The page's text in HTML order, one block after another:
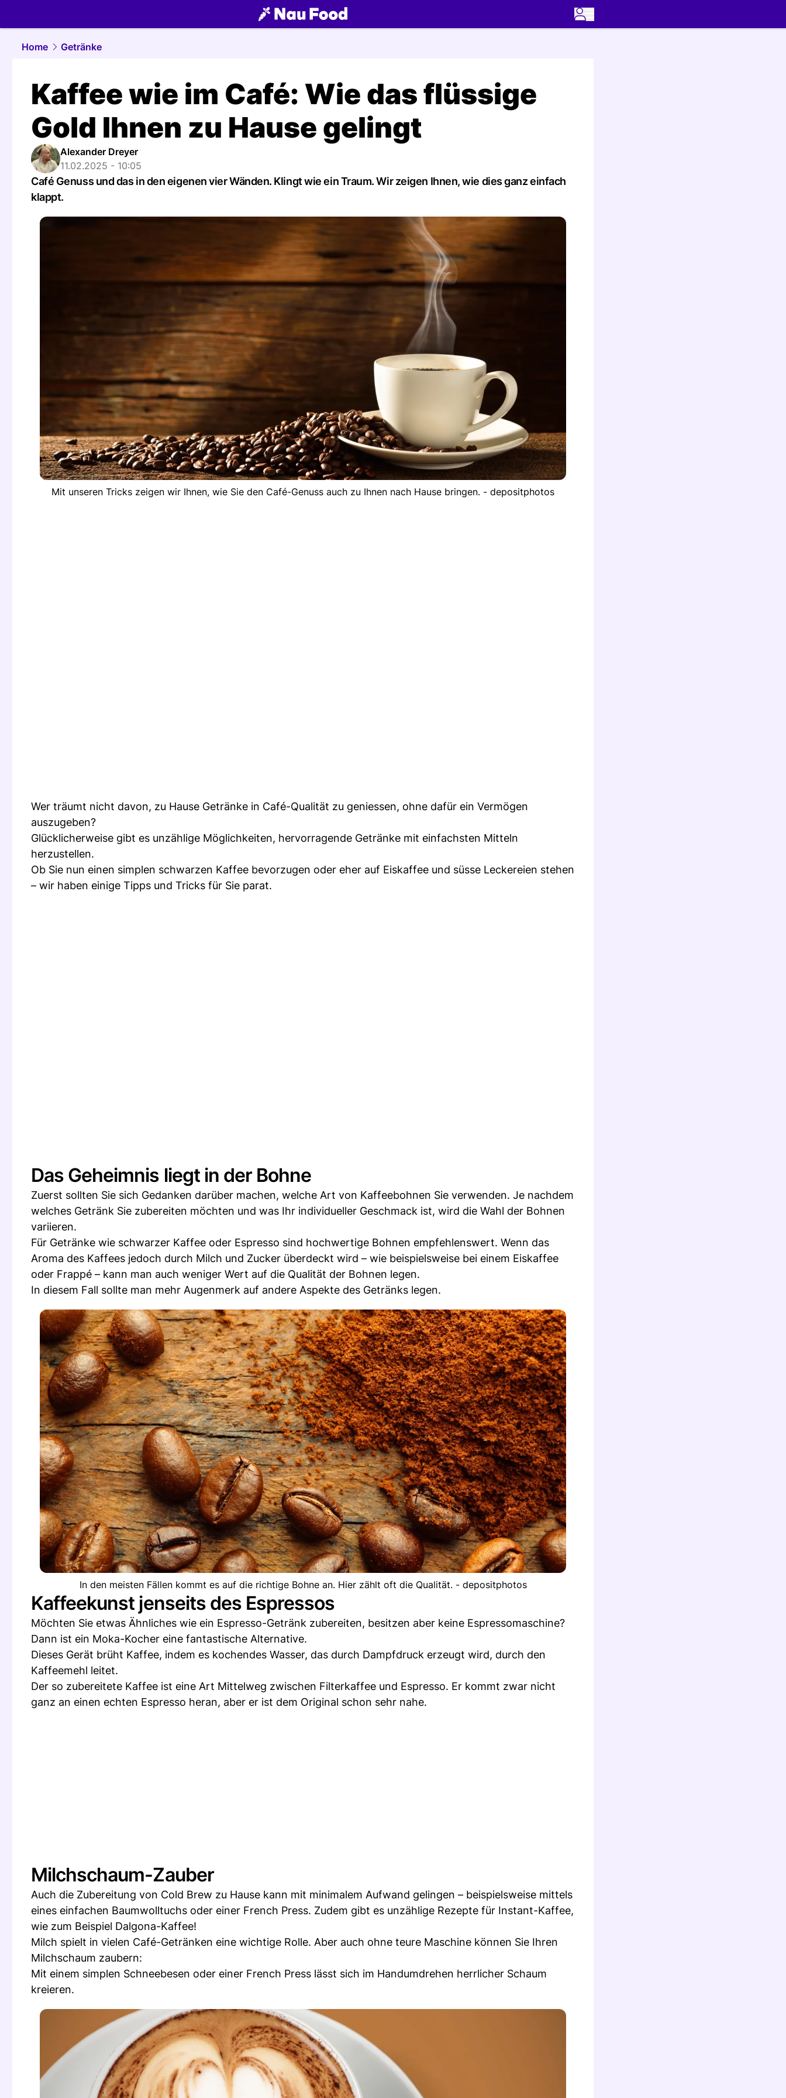
food.NAU.ch
Home
Getränke
Kaffee wie im Café: Wie das flüssige
Gold Ihnen zu Hause gelingt
Alexander Dreyer
11.02.2025 - 10:05
Café Genuss und das in den eigenen vier Wänden. Klingt wie ein Traum. Wir zeigen Ihnen, wie dies ganz einfach
klappt.
Mit unseren Tricks zeigen wir Ihnen, wie Sie den Café-Genuss auch zu Ihnen nach Hause bringen. - depositphotos
Wer träumt nicht davon, zu Hause Getränke in Café-Qualität zu geniessen, ohne dafür ein Vermögen
auszugeben?
Glücklicherweise gibt es unzählige Möglichkeiten, hervorragende Getränke mit einfachsten Mitteln
herzustellen.
Ob Sie nun einen simplen schwarzen Kaffee bevorzugen oder eher auf Eiskaffee und süsse Leckereien stehen
– wir haben einige Tipps und Tricks für Sie parat.
Das Geheimnis liegt in der Bohne
Zuerst sollten Sie sich Gedanken darüber machen, welche Art von Kaffeebohnen Sie verwenden. Je nachdem
welches Getränk Sie zubereiten möchten und was Ihr individueller Geschmack ist, wird die Wahl der Bohnen
variieren.
Für Getränke wie schwarzer Kaffee oder Espresso sind hochwertige Bohnen empfehlenswert. Wenn das
Aroma des Kaffees jedoch durch Milch und Zucker überdeckt wird – wie beispielsweise bei einem Eiskaffee
oder Frappé – kann man auch weniger Wert auf die Qualität der Bohnen legen.
In diesem Fall sollte man mehr Augenmerk auf andere Aspekte des Getränks legen.
In den meisten Fällen kommt es auf die richtige Bohne an. Hier zählt oft die Qualität. - depositphotos
Kaffeekunst jenseits des Espressos
Möchten Sie etwas Ähnliches wie ein Espresso-Getränk zubereiten, besitzen aber keine Espressomaschine?
Dann ist ein Moka-Kocher eine fantastische Alternative.
Dieses Gerät brüht Kaffee, indem es kochendes Wasser, das durch Dampfdruck erzeugt wird, durch den
Kaffeemehl leitet.
Der so zubereitete Kaffee ist eine Art Mittelweg zwischen Filterkaffee und Espresso. Er kommt zwar nicht
ganz an einen echten Espresso heran, aber er ist dem Original schon sehr nahe.
Milchschaum-Zauber
Auch die Zubereitung von Cold Brew zu Hause kann mit minimalem Aufwand gelingen – beispielsweise mittels
eines einfachen Baumwolltuchs oder einer French Press. Zudem gibt es unzählige Rezepte für Instant-Kaffee,
wie zum Beispiel Dalgona-Kaffee!
Milch spielt in vielen Café-Getränken eine wichtige Rolle. Aber auch ohne teure Maschine können Sie Ihren
Milchschaum zaubern:
Mit einem simplen Schneebesen oder einer French Press lässt sich im Handumdrehen herrlicher Schaum
kreieren.